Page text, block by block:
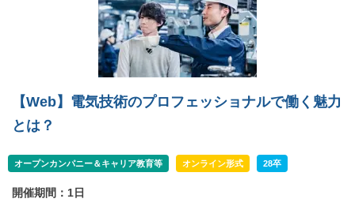
【Web】電気技術のプロフェッショナルで働く魅力
とは？
オープンカンパニー＆キャリア教育等 オンライン形式 28卒
開催期間：1日